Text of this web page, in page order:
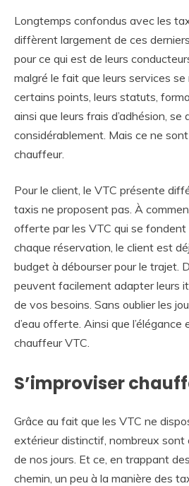
Longtemps confondus avec les
diffèrent largement de ces
pour ce qui est de leurs
malgré le fait que leurs services
certains points, leurs statuts,
ainsi que leurs frais d’adhésion,
considérablement. Mais ce ne
chauffeur.
Pour le client, le VTC présente
taxis ne proposent pas. À
offerte par les VTC qui se
chaque réservation, le client est
budget à débourser pour le trajet.
peuvent facilement adapter leurs
de vos besoins. Sans oublier les
d’eau offerte. Ainsi que l’élégance
chauffeur VTC.
S’improviser
Grâce au fait que les VTC ne
extérieur distinctif, nombreux sont
de nos jours. Et ce, en trappant
chemin, un peu à la manière des